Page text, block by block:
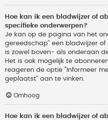
Hoe kan ik een bladwijzer of
specifieke onderwerpen?
Je kan op de pagina van het
gereedschap” een bladwijzer
is zowel boven- als onderaan
Het is ook mogelijk te
reageren de optie “Informeer
geplaatst” aan te vinken.
Omhoog
Hoe kan ik een bladwijzer of